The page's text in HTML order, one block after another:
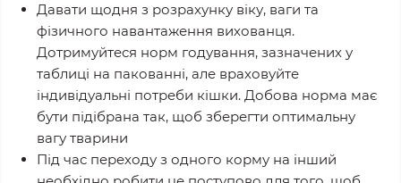
Давати щодня з розрахунку віку, ваги та
фізичного навантаження вихованця.
Дотримуйтеся норм годування, зазначених у
таблиці на пакованні, але враховуйте
індивідуальні потреби кішки. Добова норма має
бути підібрана так, щоб зберегти оптимальну
вагу тварини
Під час переходу з одного корму на інший